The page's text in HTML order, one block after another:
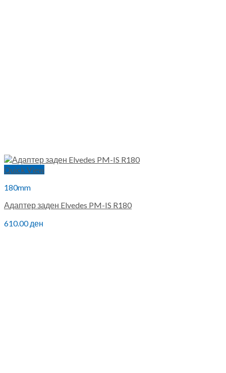
Quick View
180mm
Адаптер заден Elvedes PM-IS R180
610.00ден